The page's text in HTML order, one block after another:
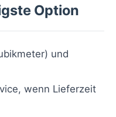
Option
und
wenn Lieferzeit